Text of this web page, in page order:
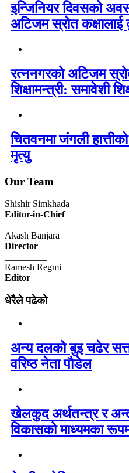
इन्जिनियर दिवसको
अटिजम स्रोत कक्षालाई
रत्ननगरको अटिजम
शिक्षामन्त्री: समावेशी
चितवनमा जंगली
मृत्यु
Our Team
Shishir Simkhada
Editor-in-Chief
Akash Banjara
Director
Ramesh Regmi
Editor
धेरैले पढेको
अन्य दलको बुइ चढेर
वरिष्ठ नेता पौडेल
खेलकुद अर्थतन्त्र र
विकासको माध्यमका